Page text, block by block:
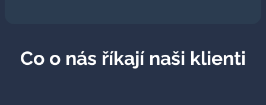
Co o nás říkají naši klienti